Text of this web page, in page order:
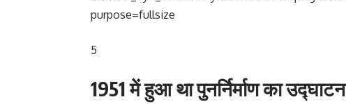
5
1951 में हुआ था पुनर्निर्माण का उद्घाटन